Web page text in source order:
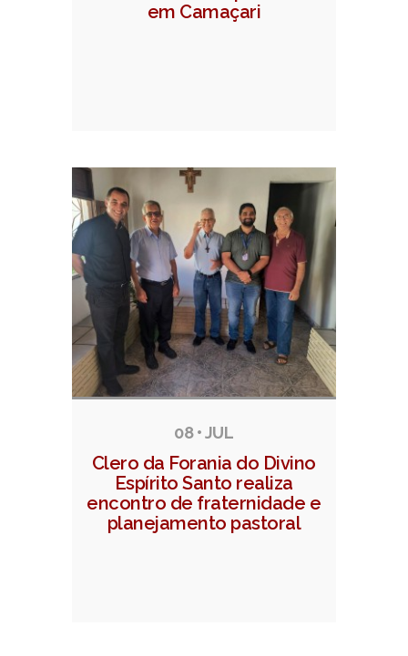
em Camaçari
08 • JUL
Clero da Forania do Divino
Espírito Santo realiza
encontro de fraternidade e
planejamento pastoral